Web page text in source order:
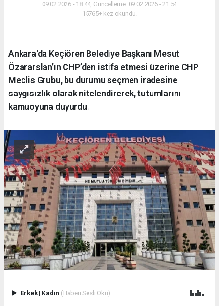
09.02.2026 - 18:44, Güncelleme: 09.02.2026 - 21:54
15765+ kez okundu.
Ankara'da Keçiören Belediye Başkanı Mesut
Özararslan’ın CHP’den istifa etmesi üzerine CHP
Meclis Grubu, bu durumu seçmen iradesine
saygısızlık olarak nitelendirerek, tutumlarını
kamuoyuna duyurdu.
Erkek| Kadın (Haberi Sesli Oku)